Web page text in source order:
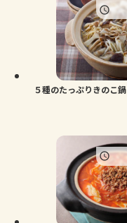
５種のたっぷりきのこ鍋